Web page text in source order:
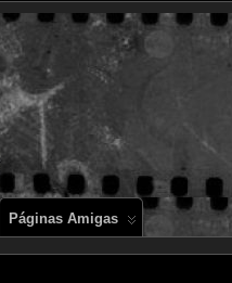
Páginas Amigas